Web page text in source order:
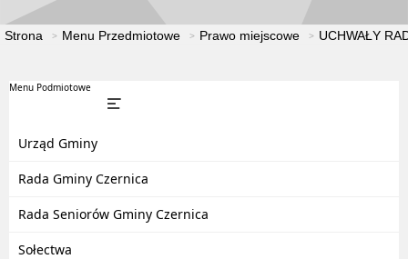
Strona Menu Przedmiotowe Prawo miejscowe UCHWAŁY
Menu Podmiotowe
Urząd Gminy
Rada Gminy Czernica
Rada Seniorów Gminy Czernica
Sołectwa